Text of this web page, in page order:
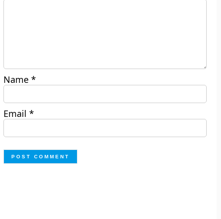
Name*
Email*